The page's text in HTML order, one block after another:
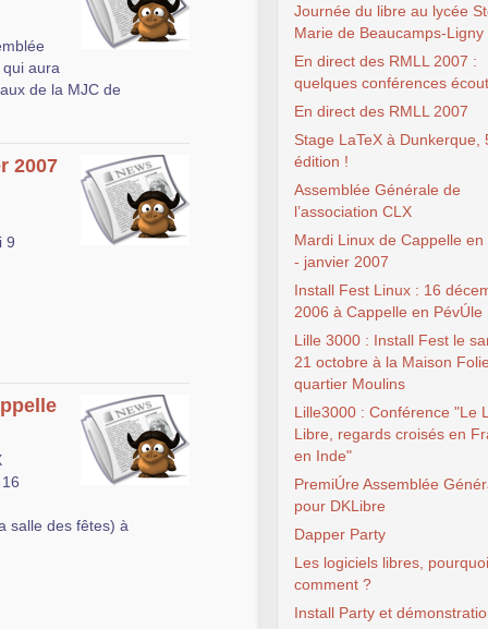
aura
de la MJC de
2007
9
salle des fêtes) à
Journée du libre au lycée
Marie de Beaucamps-Ligny
En direct des RMLL 2007 :
quelques conférences
En direct des RMLL 2007
Stage LaTeX à Dunkerque,
édition !
Assemblée Générale de
l’association CLX
Mardi Linux de Cappelle en
- janvier 2007
Install Fest Linux : 16
2006 à Cappelle en PévÚle
Lille 3000 : Install Fest le
21 octobre à la Maison
quartier Moulins
Lille3000 : Conférence "Le
Libre, regards croisés en
en Inde"
PremiÚre Assemblée
pour DKLibre
Dapper Party
Les logiciels libres, pourquoi,
comment ?
Install Party et